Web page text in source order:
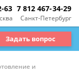
63
Санкт-Петербург
7 812 467-34-29
Задать вопрос
и